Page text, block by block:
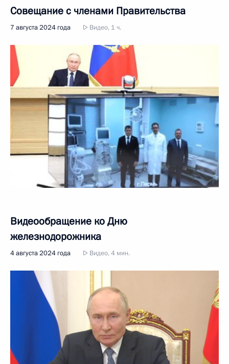
Совещание с членами Правительства
7 августа 2024 года Видео, 1 ч.
Видеообращение ко Дню
железнодорожника
4 августа 2024 года Видео, 4 мин.